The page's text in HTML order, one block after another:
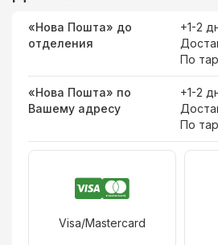
«Нова Пошта» до
отделения
+1-2
По
«Нова Пошта» по
Вашему адресу
+1-2
По
Visa/Mastercard